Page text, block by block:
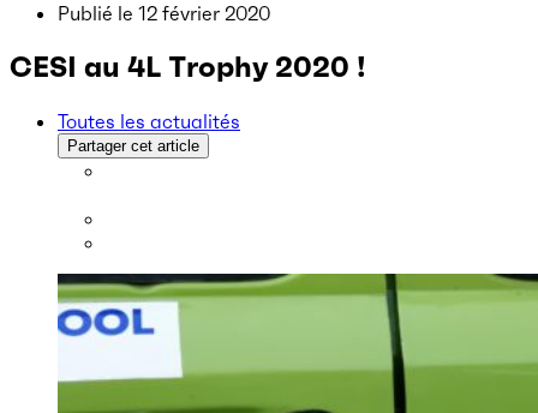
Publié le 12 février 2020
CESI au 4L Trophy 2020 !
Toutes les actualités
Partager cet article